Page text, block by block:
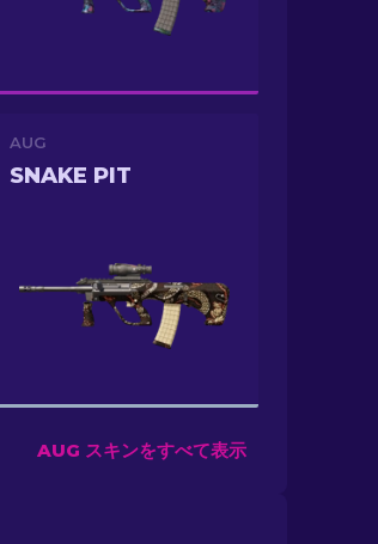
AUG
SNAKE PIT
AUG スキンをすべて表示